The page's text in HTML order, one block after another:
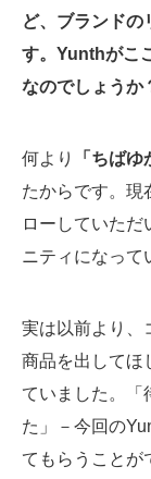
ど、ブランドの
す。Yunthがこ
なのでしょうか
何より 「ちば
たからです。現
ローしていただ
ニティになって
実は以前より、
商品を出してほ
ていました。「
た」－今回の
てもらうことが